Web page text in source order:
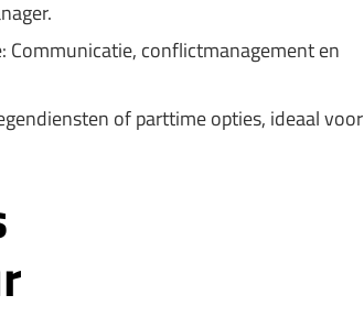
Communicatie, conflictmanagement en
of parttime opties, ideaal voor